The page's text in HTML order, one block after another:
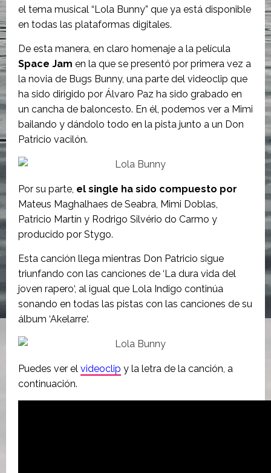
el tema musical “Lola Bunny” que ya está disponible
en todas las plataformas digitales.
De esta manera, en claro homenaje a la película
Space Jam en la que se presentó por primera vez a
la novia de Bugs Bunny, una parte del videoclip que
ha sido dirigido por Álvaro Paz ha sido grabado en
un cancha de baloncesto. En él, podemos ver a Mimi
bailando y dándolo todo en la pista junto a un Don
Patricio vacilón.
Por su parte, el single ha sido compuesto por
Mateus Maghalhaes de Seabra, Mimi Doblas,
Patricio Martín y Rodrigo Silvério do Carmo y
producido por Stygo.
Esta canción llega mientras Don Patricio sigue
triunfando con las canciones de ‘La dura vida del
joven rapero‘, al igual que Lola Indigo continúa
sonando en todas las pistas con las canciones de su
álbum ‘Akelarre‘.
Puedes ver el videoclip y la letra de la canción, a
continuación.